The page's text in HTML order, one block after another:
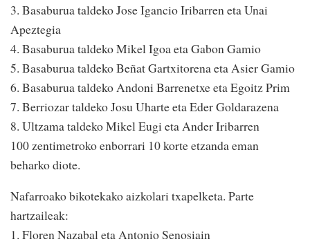
3. Basaburua taldeko Jose Igancio Iribarren eta Unai
Apeztegia
4. Basaburua taldeko Mikel Igoa eta Gabon Gamio
5. Basaburua taldeko Beñat Gartxitorena eta Asier Gamio
6. Basaburua taldeko Andoni Barrenetxe eta Egoitz Prim
7. Berriozar taldeko Josu Uharte eta Eder Goldarazena
8. Ultzama taldeko Mikel Eugi eta Ander Iribarren
100 zentimetroko enborrari 10 korte etzanda eman
beharko diote.
Nafarroako bikotekako aizkolari txapelketa. Parte
hartzaileak:
1. Floren Nazabal eta Antonio Senosiain